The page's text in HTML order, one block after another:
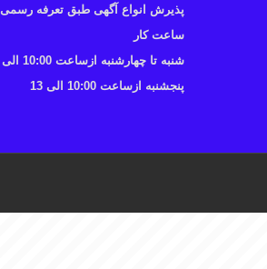
پذیرش انواع آگهی طبق تعرفه رسمی
ساعت کار
شنبه تا چهارشنبه ازساعت 10:00 الی 17
پنجشنبه ازساعت 10:00 الی 13